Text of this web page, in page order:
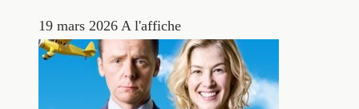
19 mars 2026 A l'affiche